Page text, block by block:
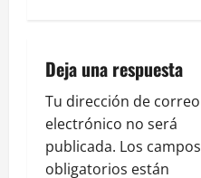
ó
n
d
Deja una respuesta
Tu dirección de correo
electrónico no será
publicada. Los campos
obligatorios están